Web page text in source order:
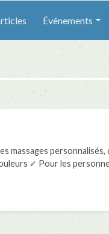
Événements
massages
✓ Pour les